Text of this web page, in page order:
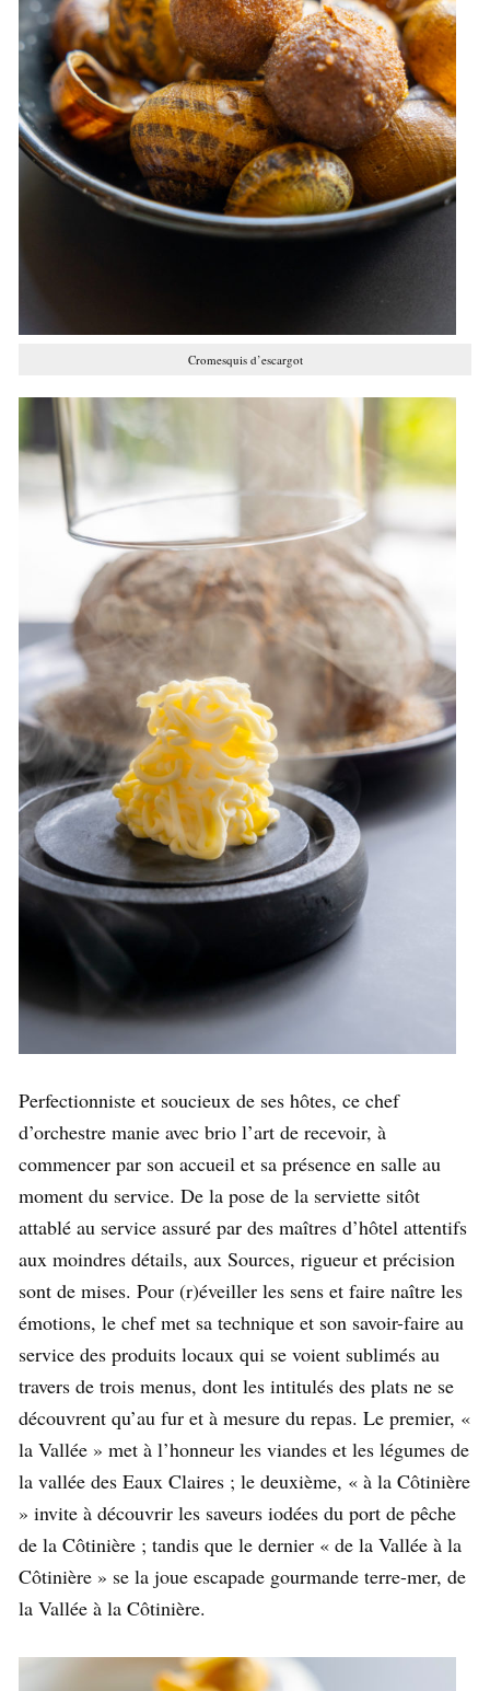
Cromesquis d’escargot
Perfectionniste et soucieux de ses hôtes, ce chef
d’orchestre manie avec brio l’art de recevoir, à
commencer par son accueil et sa présence en salle au
moment du service. De la pose de la serviette sitôt
attablé au service assuré par des maîtres d’hôtel attentifs
aux moindres détails, aux Sources, rigueur et précision
sont de mises. Pour (r)éveiller les sens et faire naître les
émotions, le chef met sa technique et son savoir-faire au
service des produits locaux qui se voient sublimés au
travers de trois menus, dont les intitulés des plats ne se
découvrent qu’au fur et à mesure du repas. Le premier, «
la Vallée » met à l’honneur les viandes et les légumes de
la vallée des Eaux Claires ; le deuxième, « à la Côtinière
» invite à découvrir les saveurs iodées du port de pêche
de la Côtinière ; tandis que le dernier « de la Vallée à la
Côtinière » se la joue escapade gourmande terre-mer, de
la Vallée à la Côtinière.